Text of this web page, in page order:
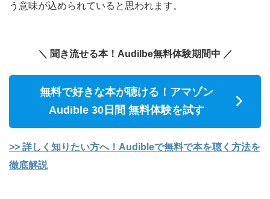
う意味が込められていると思われます。
＼ 聞き流せる本！Audilbe無料体験期間中 ／
無料で好きな本が聴ける！アマゾン
Audible 30日間 無料体験を試す
>> 詳しく知りたい方へ！Audibleで無料で本を聴く方法を
徹底解説